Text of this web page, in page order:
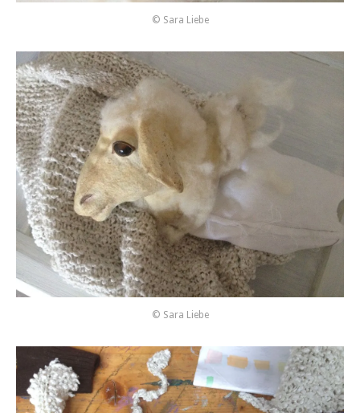
© Sara Liebe
© Sara Liebe